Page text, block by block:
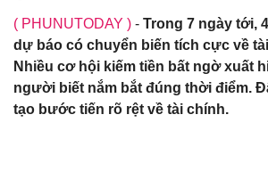
( PHUNUTODAY ) - Trong 7 ngày tới,
dự báo có chuyển biến tích cực về
Nhiều cơ hội kiếm tiền bất ngờ xuất
người biết nắm bắt đúng thời điểm.
tạo bước tiến rõ rệt về tài chính.